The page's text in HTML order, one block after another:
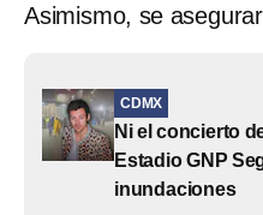
Asimismo, se
CDMX
Ni el concierto
Estadio GNP
inundaciones